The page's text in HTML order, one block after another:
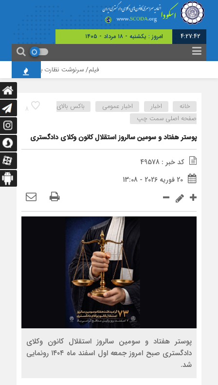
4:27:43 امروز : یکشنبه - ۱۸ مرداد - ۱۴۰۵
فیلم/ سرنوشت نظارت بر عملکرد وکلا در
8 خانه اخبار اخبار عمومی
باکس بالای
صفحه اصلی سمت چپ
پوستر هفتاد و سومین سالروز استقلال کانون وکلای دادگستری
کد خبر : 49578
20 فوریه 2026 - 13:08
پوستر هفتاد و سومین سالروز استقلال کانون وکلای
دادگستری صبح امروز جمعه اول اسفند ماه ۱۴۰۴ رونمایی
شد.